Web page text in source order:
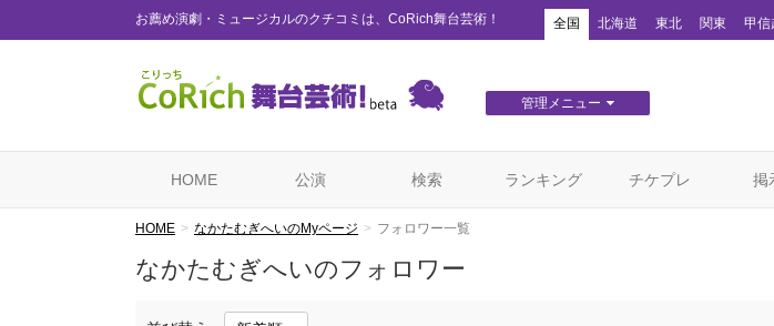
お薦め演劇・ミュージカルのクチコミは、CoRich舞台芸術！ 全国 北海道 東北 関東 甲信
管理メニュー
HOME 公演 検索 ランキング チケプレ 掲
HOME なかたむぎへいのMyページ フォロワー一覧
なかたむぎへいのフォロワー